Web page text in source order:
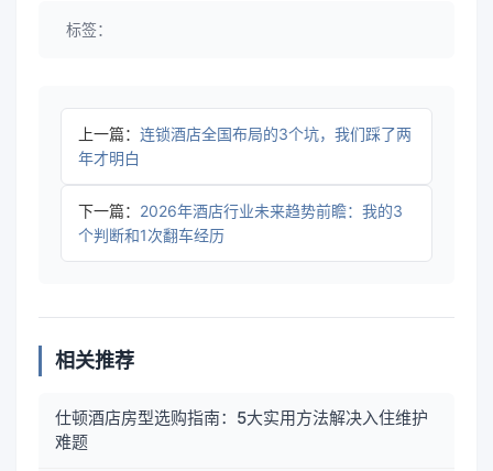
标签：
上一篇： 连锁酒店全国布局的3个坑，我们踩了两
年才明白
下一篇： 2026年酒店行业未来趋势前瞻：我的3
个判断和1次翻车经历
相关推荐
仕顿酒店房型选购指南：5大实用方法解决入住维护
难题